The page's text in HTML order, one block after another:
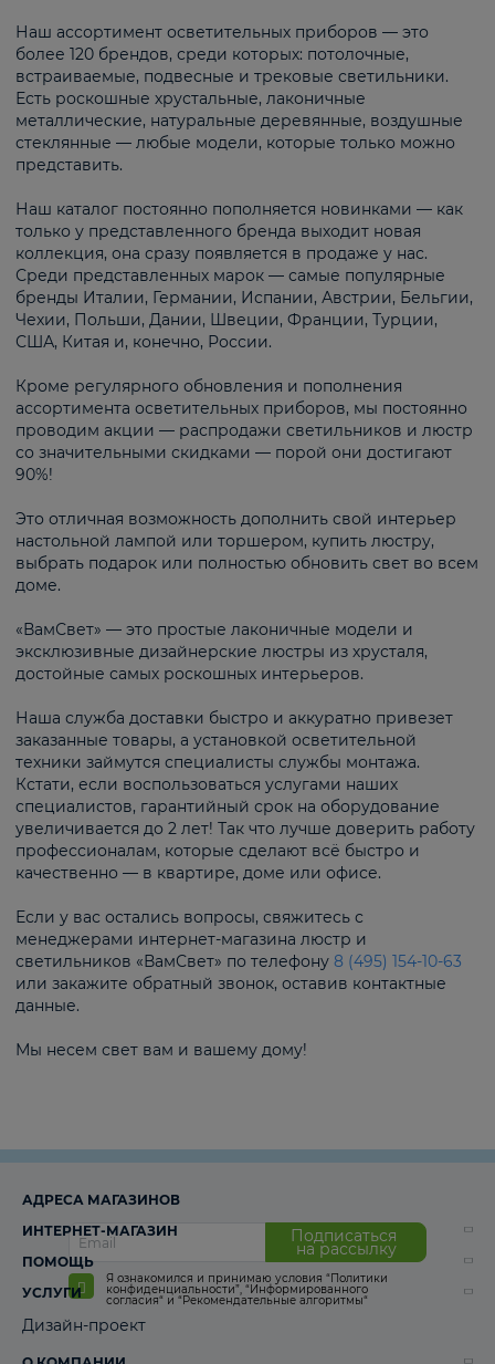
Наш ассортимент осветительных приборов — это
более 120 брендов, среди которых: потолочные,
встраиваемые, подвесные и трековые светильники.
Есть роскошные хрустальные, лаконичные
металлические, натуральные деревянные, воздушные
стеклянные — любые модели, которые только можно
представить.
Наш каталог постоянно пополняется новинками — как
только у представленного бренда выходит новая
коллекция, она сразу появляется в продаже у нас.
Среди представленных марок — самые популярные
бренды Италии, Германии, Испании, Австрии, Бельгии,
Чехии, Польши, Дании, Швеции, Франции, Турции,
США, Китая и, конечно, России.
Кроме регулярного обновления и пополнения
ассортимента осветительных приборов, мы постоянно
проводим акции — распродажи светильников и люстр
со значительными скидками — порой они достигают
90%!
Это отличная возможность дополнить свой интерьер
настольной лампой или торшером, купить люстру,
выбрать подарок или полностью обновить свет во всем
доме.
«ВамСвет» — это простые лаконичные модели и
эксклюзивные дизайнерские люстры из хрусталя,
достойные самых роскошных интерьеров.
Наша служба доставки быстро и аккуратно привезет
заказанные товары, а установкой осветительной
техники займутся специалисты службы монтажа.
Кстати, если воспользоваться услугами наших
специалистов, гарантийный срок на оборудование
увеличивается до 2 лет! Так что лучше доверить работу
профессионалам, которые сделают всё быстро и
качественно — в квартире, доме или офисе.
Если у вас остались вопросы, свяжитесь с
менеджерами интернет-магазина люстр и
светильников «ВамСвет» по телефону 8 (495) 154-10-63
или закажите обратный звонок, оставив контактные
данные.
Мы несем свет вам и вашему дому!
Подписаться
на рассылку
Я ознакомился и принимаю условия “Политики
конфиденциальности”, “Информированного
согласия“ и “Рекомендательные алгоритмы“
АДРЕСА МАГАЗИНОВ
ИНТЕРНЕТ-МАГАЗИН
ПОМОЩЬ
УСЛУГИ
Дизайн-проект